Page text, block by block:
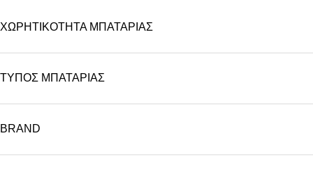
ΧΩΡΗΤΙΚΌΤΗΤΑ ΜΠΑΤΑΡΊΑΣ
ΤΎΠΟΣ ΜΠΑΤΑΡΊΑΣ
BRAND